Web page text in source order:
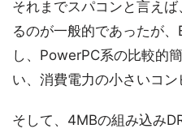
それまでスパコンと言え
るのが一般的であったが
し、PowerPC系の比較的
い、消費電力の小さいコン
そして、4MBの組み込み